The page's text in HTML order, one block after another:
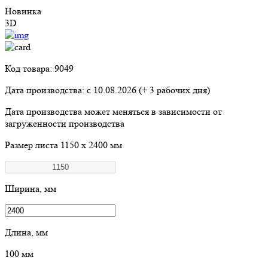
Новинка
3D
Код товара: 9049
Дата производства: с 10.08.2026 (+ 3 рабочих дня)
Дата производства может меняться в зависимости от
загруженности производства
Размер листа 1150 х 2400 мм
Ширина, мм
Длина, мм
100 мм